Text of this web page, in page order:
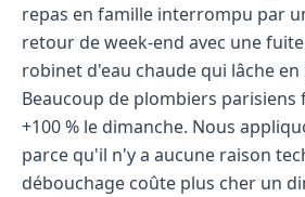
repas en famille interrompu par
retour de week-end avec une
robinet d'eau chaude qui lâche en
Beaucoup de plombiers parisiens
+100 % le dimanche. Nous
parce qu'il n'y a aucune raison
débouchage coûte plus cher un